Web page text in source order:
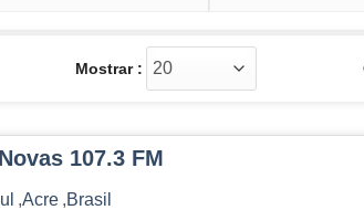
Mostrar :
107.3 FM
,Acre ,Brasil